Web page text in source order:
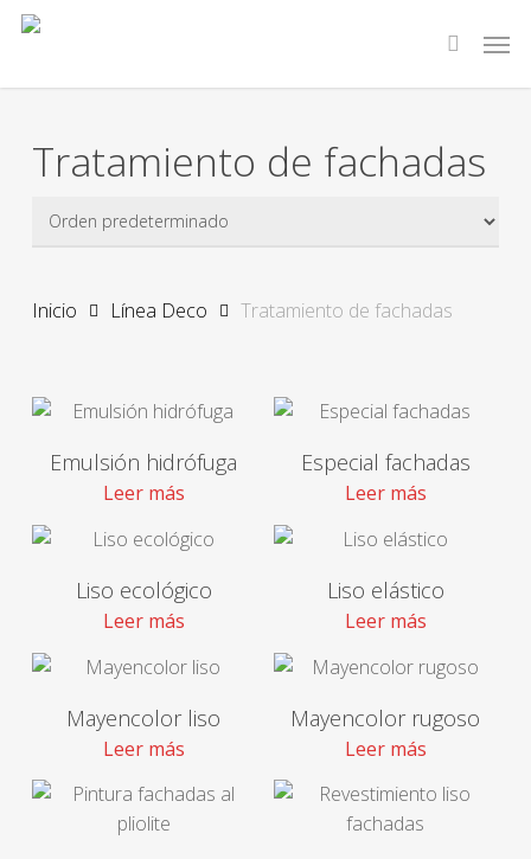
Skip
search
Tratamiento de fachadas
Inicio Línea Deco Tratamiento de fachadas
Emulsión hidrófuga
Leer más
Especial fachadas
Leer más
Liso ecológico
Leer más
Liso elástico
Leer más
Mayencolor liso
Leer más
Mayencolor rugoso
Leer más